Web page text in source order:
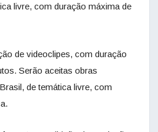
livre, com duração máxima de
de videoclipes, com duração
Serão aceitas obras
de temática livre, com